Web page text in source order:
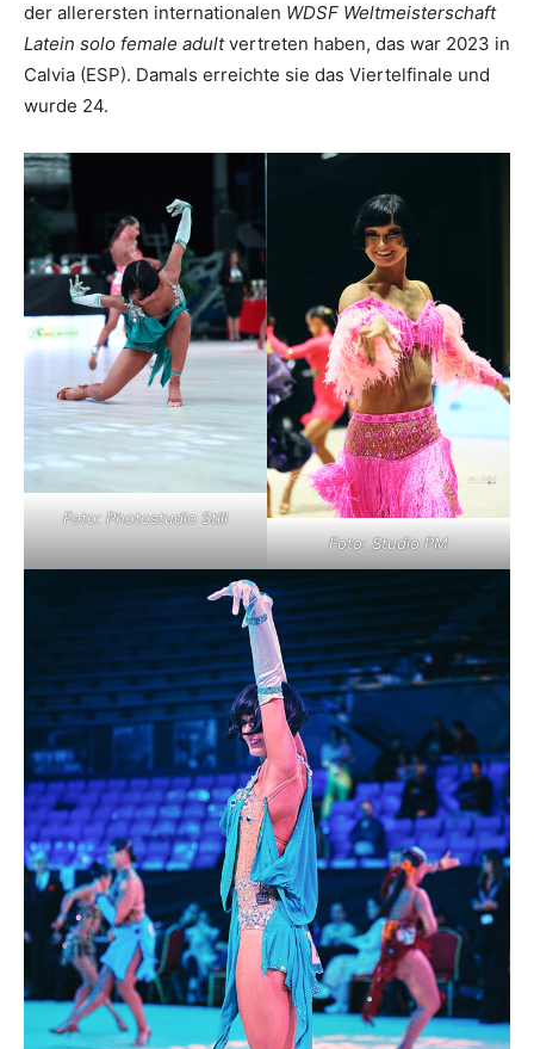
der allerersten internationalen WDSF Weltmeisterschaft
Latein solo female adultvertreten haben, das war 2023 in
Calvia (ESP). Damals erreichte sie das Viertelfinale und
wurde 24.
Foto: Photostudio Still
Foto: Studio PM